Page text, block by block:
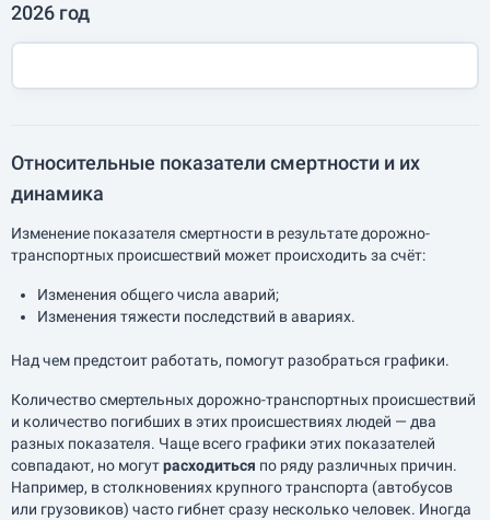
2026 год
Относительные показатели смертности и их
динамика
Изменение показателя смертности в результате дорожно-
транспортных происшествий может происходить за счёт:
Изменения общего числа аварий;
Изменения тяжести последствий в авариях.
Над чем предстоит работать, помогут разобраться графики.
Количество смертельных дорожно-транспортных происшествий
и количество погибших в этих происшествиях людей — два
разных показателя. Чаще всего графики этих показателей
совпадают, но могутрасходиться по ряду различных причин.
Например, в столкновениях крупного транспорта (автобусов
или грузовиков) часто гибнет сразу несколько человек. Иногда